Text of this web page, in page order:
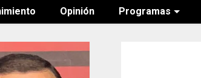
Opinión Programas